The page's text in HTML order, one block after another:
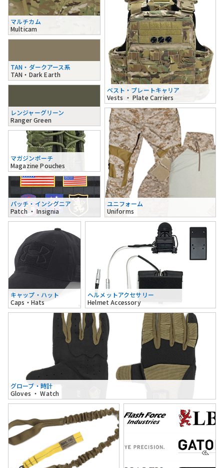
マルチカム
Multicam
TAN・ダークアース系
TAN・Dark Earth
レンジャーグリーン
Ranger Green
ベスト・プレートキャリア
Vests ・ Plate Carriers
マガジンポーチ
Magazine Pouches
パッチ・インシグニア
Patch ・ Insignia
ユニフォーム
Uniforms
キャップ・ハット
Caps・Hats
ヘルメットアクセサリー
Helmet Accessory
グローブ・時計
Gloves ・ Watch